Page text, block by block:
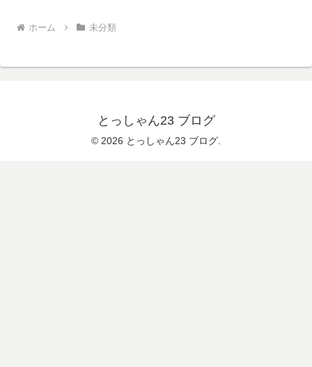
ホーム 未分類
とっしゃん23 ブログ
© 2026 とっしゃん23 ブログ.